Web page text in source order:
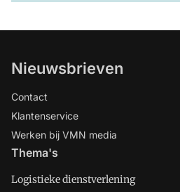
Nieuwsbrieven
Contact
Klantenservice
Werken bij VMN media
Thema's
Logistieke dienstverlening